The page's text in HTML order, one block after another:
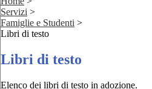
Servizi >
Famiglie e Studenti >
Libri di testo
Libri di testo
Elenco dei libri di testo in adozione.